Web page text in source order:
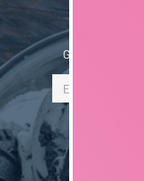
Gib hier Deine